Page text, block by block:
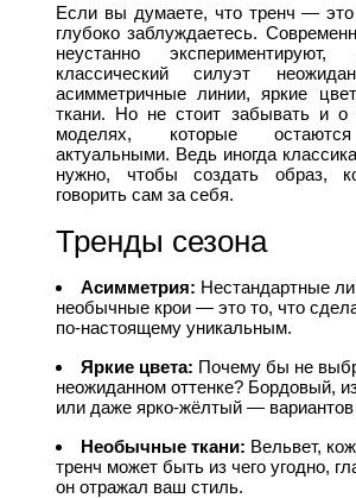
Если вы думаете, что тренч —
глубоко заблуждаетесь.
неустанно
классический силуэт
асимметричные линии, яркие
ткани. Но не стоит забывать и о
моделях, которые
актуальными. Ведь иногда
нужно, чтобы создать образ,
говорить сам за себя.
Тренды сезона
Асимметрия: Нестандартные
необычные крои — это то, что
по-настоящему уникальным.
Яркие цвета: Почему бы не
неожиданном оттенке? Бордовый,
или даже ярко-жёлтый —
Необычные ткани: Вельвет,
тренч может быть из чего угодно,
он отражал ваш стиль.